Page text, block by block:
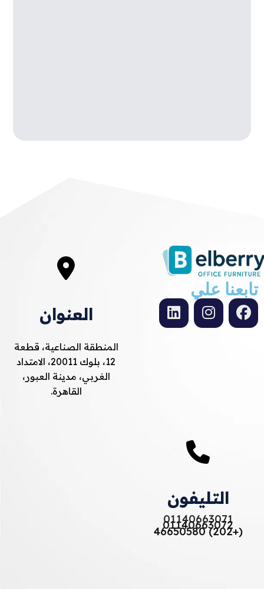
تابعنا علي
العنوان
المنطقة الصناعية، قطعة
12، بلوك 20011، الامتداد
الغربي، مدينة العبور،
القاهرة.
التليفون
01140663071
01140663072(+202) 46650580